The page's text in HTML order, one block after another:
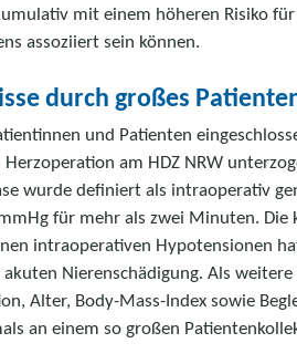
mit einem höheren Risiko
assoziiert sein können.
durch großes
und Patienten
am HDZ NRW
wurde definiert als intraoperativ
für mehr als zwei Minuten.
intraoperativen Hypotensionen
Nierenschädigung. Als
Alter, Body-Mass-Index sowie
an einem so großen